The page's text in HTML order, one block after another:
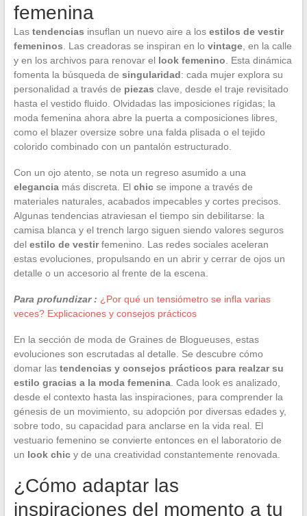
femenina
Las tendencias insuflan un nuevo aire a los estilos de vestir
femeninos . Las creadoras se inspiran en lo vintage, en la calle
y en los archivos para renovar el look femenino . Esta dinámica
fomenta la búsqueda de singularidad: cada mujer explora su
personalidad a través de piezas clave, desde el traje revisitado
hasta el vestido fluido. Olvidadas las imposiciones rígidas; la
moda femenina ahora abre la puerta a composiciones libres,
como el blazer oversize sobre una falda plisada o el tejido
colorido combinado con un pantalón estructurado.
Con un ojo atento, se nota un regreso asumido a una
eleganciamás discreta. El chicse impone a través de
materiales naturales, acabados impecables y cortes precisos.
Algunas tendencias atraviesan el tiempo sin debilitarse: la
camisa blanca y el trench largo siguen siendo valores seguros
del estilo de vestirfemenino. Las redes sociales aceleran
estas evoluciones, propulsando en un abrir y cerrar de ojos un
detalle o un accesorio al frente de la escena.
Para profundizar : ¿Por qué un tensiómetro se infla varias
veces? Explicaciones y consejos prácticos
En la sección de moda de Graines de Blogueuses, estas
evoluciones son escrutadas al detalle. Se descubre cómo
domar las tendencias y consejos prácticos para realzar su
estilo gracias a la moda femenina. Cada look es analizado,
desde el contexto hasta las inspiraciones, para comprender la
génesis de un movimiento, su adopción por diversas edades y,
sobre todo, su capacidad para anclarse en la vida real. El
vestuario femenino se convierte entonces en el laboratorio de
un look chicy de una creatividad constantemente renovada.
¿Cómo adaptar las
inspiraciones del momento a tu